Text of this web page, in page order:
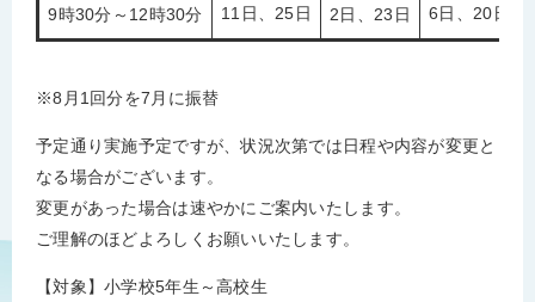
9時30分～12時30分 11日、25日 2日、23日 6日、20日
※8月1回分を7月に振替
予定通り実施予定ですが、状況次第では日程や内容が変更と
なる場合がございます。
変更があった場合は速やかにご案内いたします。
ご理解のほどよろしくお願いいたします。
【対象】小学校5年生～高校生